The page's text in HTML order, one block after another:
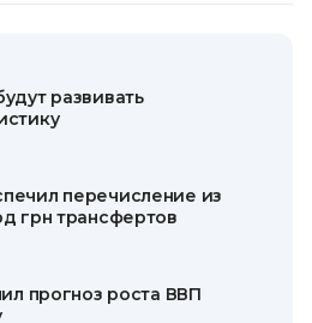
развивать
перечисление из
грн трансфертов
прогноз роста ВВП